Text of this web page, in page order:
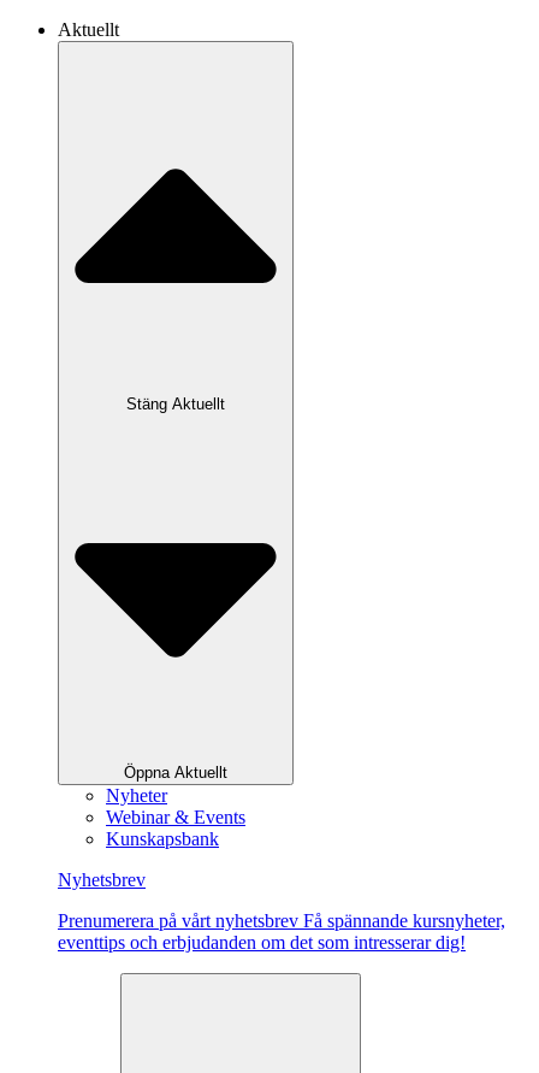
Aktuellt
Stäng Aktuellt
Öppna Aktuellt
Nyheter
Webinar & Events
Kunskapsbank
Nyhetsbrev
Pre­nu­me­re­ra på vårt ny­hets­brev Få spännande kursnyheter,
eventtips och erbjudanden om det som intresserar dig!